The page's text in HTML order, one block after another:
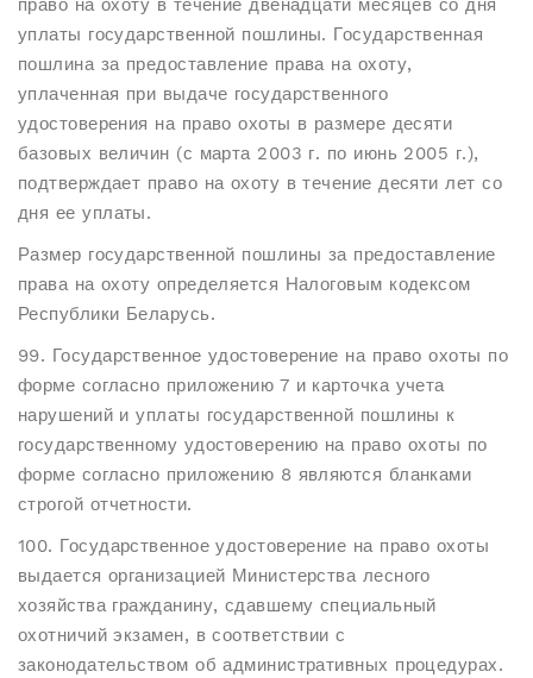
право на охоту в течение двенадцати месяцев со дня
уплаты государственной пошлины. Государственная
пошлина за предоставление права на охоту,
уплаченная при выдаче государственного
удостоверения на право охоты в размере десяти
базовых величин (с марта 2003 г. по июнь 2005 г.),
подтверждает право на охоту в течение десяти лет со
дня ее уплаты.
Размер государственной пошлины за предоставление
права на охоту определяется Налоговым кодексом
Республики Беларусь.
99. Государственное удостоверение на право охоты по
форме согласно приложению 7 и карточка учета
нарушений и уплаты государственной пошлины к
государственному удостоверению на право охоты по
форме согласно приложению 8 являются бланками
строгой отчетности.
100. Государственное удостоверение на право охоты
выдается организацией Министерства лесного
хозяйства гражданину, сдавшему специальный
охотничий экзамен, в соответствии с
законодательством об административных процедурах.